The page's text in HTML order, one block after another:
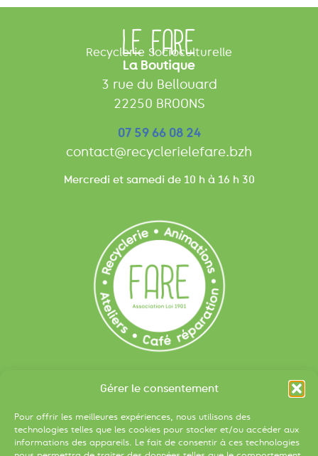
Gérer le consentement
Pour offrir les meilleures expériences, nous utilisons des
technologies telles que les cookies pour stocker et/ou accéder aux
informations des appareils. Le fait de consentir à ces technologies
LE FARE
Recyclerie Socioculturelle
La Boutique
3 rue du Bellouard
22250 BROONS
07 59 66 08 24
contact@recyclerielefare.bzh
Mercredi et samedi de 10 h à 16 h 30
Liens utiles
S’inscrire à la newsletter
Apport volontaire :